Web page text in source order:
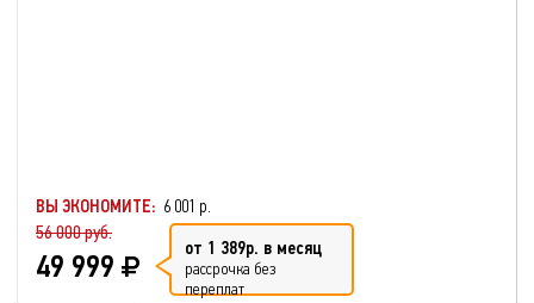
ВЫ ЭКОНОМИТЕ: 6 001 р.
56 000 руб.
49 999 от 1 389р. в месяц
рассрочка без
переплат